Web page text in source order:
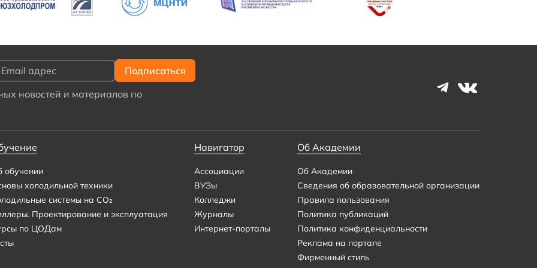
новостей и материалов по
обучении
холодильной техники
системы на CO₂
Проектирование и эксплуатация
по ЦОДам
Навигатор
Ассоциации
ВУЗы
Колледжи
Журналы
Интернет-порталы
Об Академии
Об Академии
Сведения об образовательной организации
Правила пользования
Политика публикаций
Политика конфиденциальности
Реклама на портале
Фирменный стиль